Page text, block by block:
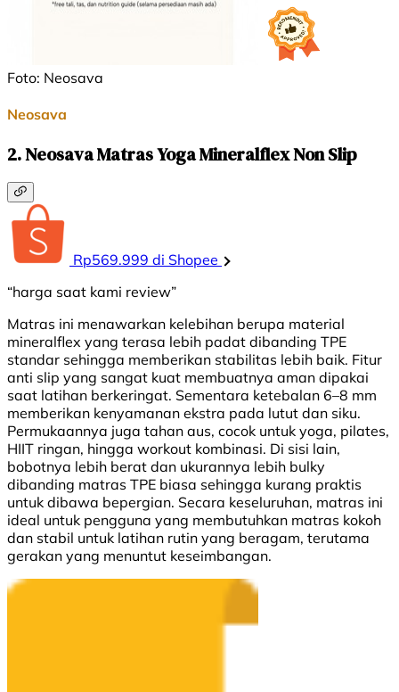
Foto: Neosava
Neosava
2. Neosava Matras Yoga Mineralflex Non Slip
Rp569.999 di Shopee
“harga saat kami review”
Matras ini menawarkan kelebihan berupa material
mineralflex yang terasa lebih padat dibanding TPE
standar sehingga memberikan stabilitas lebih baik. Fitur
anti slip yang sangat kuat membuatnya aman dipakai
saat latihan berkeringat. Sementara ketebalan 6–8 mm
memberikan kenyamanan ekstra pada lutut dan siku.
Permukaannya juga tahan aus, cocok untuk yoga, pilates,
HIIT ringan, hingga workout kombinasi. Di sisi lain,
bobotnya lebih berat dan ukurannya lebih bulky
dibanding matras TPE biasa sehingga kurang praktis
untuk dibawa bepergian. Secara keseluruhan, matras ini
ideal untuk pengguna yang membutuhkan matras kokoh
dan stabil untuk latihan rutin yang beragam, terutama
gerakan yang menuntut keseimbangan.